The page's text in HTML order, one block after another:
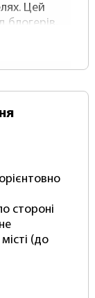
Цей
сірому
у
стороні
(до